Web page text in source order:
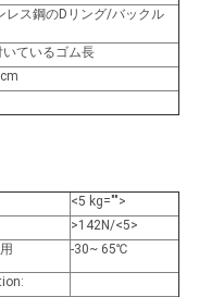
レス鋼のDリング/バックル
ているゴム長
<5 kg="">
>142N/<5>
-30~ 65℃